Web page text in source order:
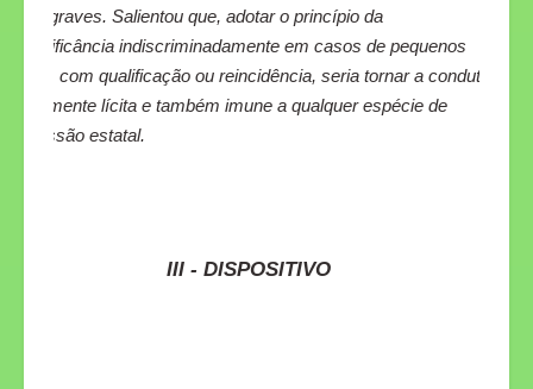
mais graves. Salientou que, adotar o princípio da
insignificância indiscriminadamente em casos de pequenos
furtos, com qualificação ou reincidência, seria tornar a conduta
penalmente lícita e também imune a qualquer espécie de
repressão estatal.
III - DISPOSITIVO